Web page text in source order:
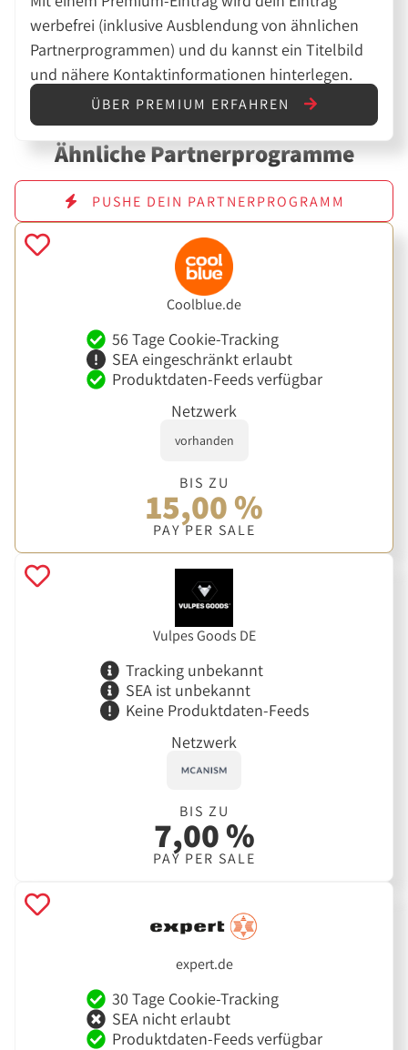
werbefrei (inklusive Ausblendung von ähnlichen
Partnerprogrammen) und du kannst ein Titelbild
und nähere Kontaktinformationen hinterlegen.
ÜBER PREMIUM ERFAHREN
Ähnliche Partnerprogramme
PUSHE DEIN PARTNERPROGRAMM
Coolblue.de
56 Tage Cookie-Tracking
SEA eingeschränkt erlaubt
Produktdaten-Feeds verfügbar
Netzwerk
vorhanden
BIS ZU
15,00 %
PAY PER SALE
Vulpes Goods DE
Tracking unbekannt
SEA ist unbekannt
Keine Produktdaten-Feeds
Netzwerk
BIS ZU
7,00 %
PAY PER SALE
expert.de
30 Tage Cookie-Tracking
SEA nicht erlaubt
Produktdaten-Feeds verfügbar